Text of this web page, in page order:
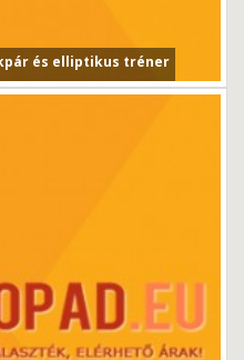
és elliptikus tréner